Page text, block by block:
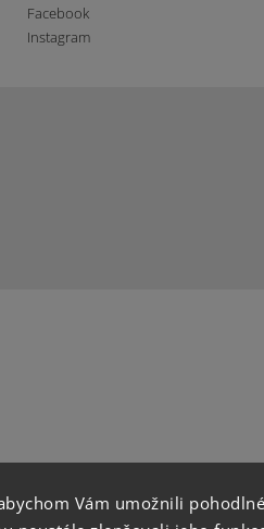
Vám umožnili
Facebook
Instagram
instagram